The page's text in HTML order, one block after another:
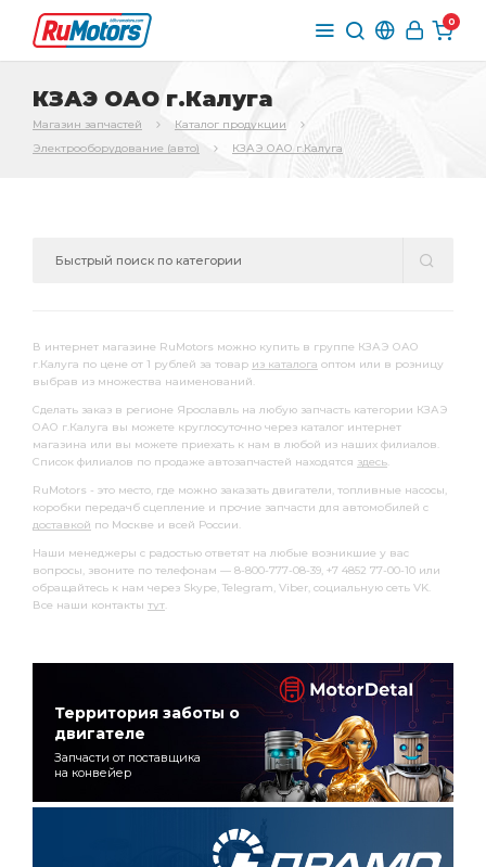
0
КЗАЭ ОАО г.Калуга
Магазин запчастей
Каталог продукции
Электрооборудование (авто)
КЗАЭ ОАО г.Калуга
В интернет магазине RuMotors можно купить в группе КЗАЭ ОАО
г.Калуга по цене от 1 рублей за товар из каталога оптом или в розницу
выбрав из множества наименований.
Сделать заказ в регионе Ярославль на любую запчасть категории КЗАЭ
ОАО г.Калуга вы можете круглосуточно через каталог интернет
магазина или вы можете приехать к нам в любой из наших филиалов.
Список филиалов по продаже автозапчастей находятся здесь.
RuMotors - это место, где можно заказать двигатели, топливные насосы,
коробки передачб сцепление и прочие запчасти для автомобилей с
доставкой по Москве и всей России.
Наши менеджеры с радостью ответят на любые возникшие у вас
вопросы, звоните по телефонам — 8-800-777-08-39, +7 4852 77-00-10 или
обращайтесь к нам через Skype, Telegram, Viber, социальную сеть VK.
Все наши контакты тут.
Территория заботы о
двигателе
Запчасти от поставщика
на конвейер